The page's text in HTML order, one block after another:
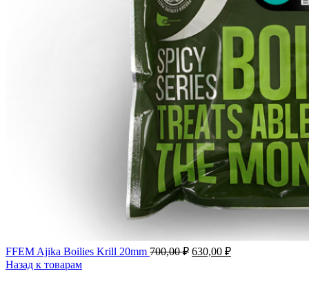
FFEM Ajika Boilies Krill 20mm 700,00₽ 630,00 ₽
Назад к товарам